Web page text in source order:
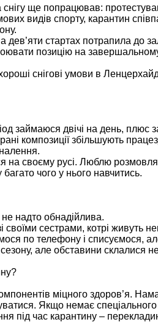
ще попрацював:
видів спорту, карантин
стартах потрапила до
позицію на
снігові умови в
займаюся двічі на день, плюс
композиції збільшують
на своєму русі. Люблю
чого у нього навчитись.
надто обнадійлива.
сестрами, котрі живуть
по телефону і списуємося,
але обставини склалися
міцного здоров’я.
Якщо немає
під час карантину –